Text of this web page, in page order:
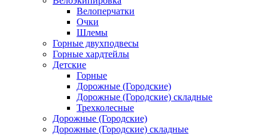
Велоперчатки
Очки
Шлемы
Горные двухподвесы
Горные хардтейлы
Детские
Горные
Дорожные (Городские)
Дорожные (Городские) складные
Трехколесные
Дорожные (Городские)
Дорожные (Городские) складные